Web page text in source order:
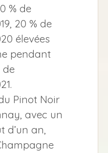
% de
20 % de
élevées
pendant
de
Pinot Noir
avec un
d’un an,